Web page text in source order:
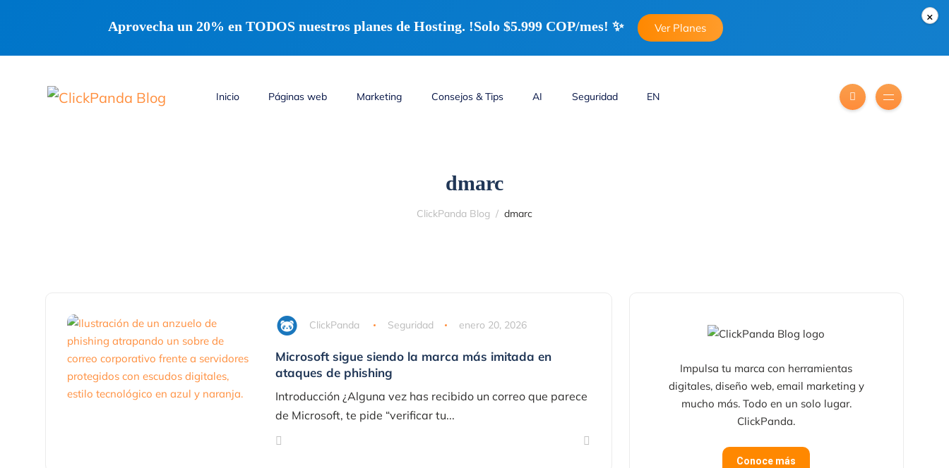
×
Aprovecha un 20% en TODOS nuestros planes de Hosting. !Solo $5.999 COP/mes! ✨ Ver Planes
Inicio Páginas web Marketing Consejos & Tips AI Seguridad EN
dmarc
ClickPanda Blog dmarc
ClickPanda Seguridad enero 20, 2026
Microsoft sigue siendo la marca más imitada en
ataques de phishing
Introducción ¿Alguna vez has recibido un correo que parece
de Microsoft, te pide “verificar tu...
Impulsa tu marca con herramientas
digitales, diseño web, email marketing y
mucho más. Todo en un solo lugar.
ClickPanda.
Conoce más